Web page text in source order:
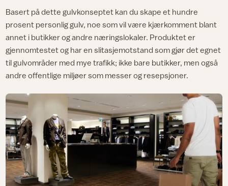
Basert på dette gulvkonseptet kan du skape et hundre
prosent personlig gulv, noe som vil være kjærkomment blant
annet i butikker og andre næringslokaler. Produktet er
gjennomtestet og har en slitasjemotstand som gjør det egnet
til gulvområder med mye trafikk; ikke bare butikker, men også
andre offentlige miljøer som messer og resepsjoner.